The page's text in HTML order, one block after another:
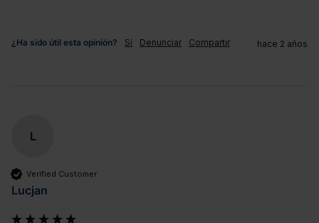
¿Ha sido útil esta opinión? Sí Denunciar Compartir hace 2 años
L
Verified Customer
Lucjan